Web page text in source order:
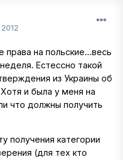
на польские...весь
Естессно такой
из Украины об
и была у меня на
что должны получить
получения категории
(для тех кто